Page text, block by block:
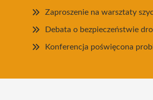
Zaproszenie na warsztaty
Debata o bezpieczeństwie
Konferencja poświęcona